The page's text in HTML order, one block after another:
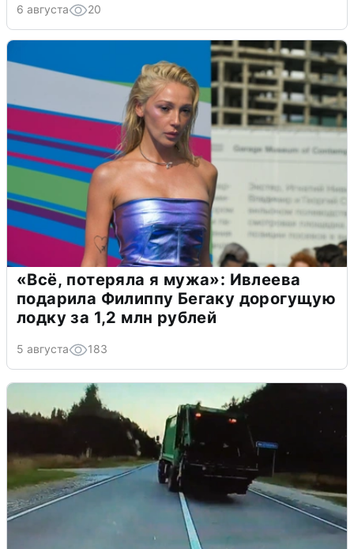
6 августа 20
«Всё, потеряла я мужа»: Ивлеева
подарила Филиппу Бегаку дорогущую
лодку за 1,2 млн рублей
5 августа 183